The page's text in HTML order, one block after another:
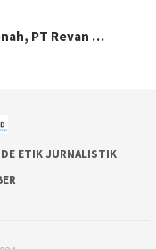
PT Revan …
ETIK JURNALISTIK